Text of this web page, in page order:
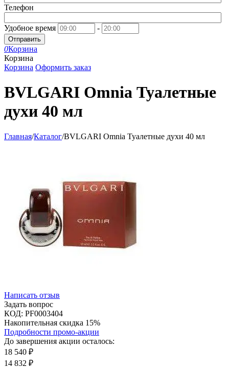
Телефон
Удобное время -
Отправить
0Корзина
Корзина
Корзина Оформить заказ
BVLGARI Omnia Туалетные
духи 40 мл
Главная/Каталог/BVLGARI Omnia Туалетные духи 40 мл
Написать отзыв
Задать вопрос
КОД: PF0003404
Накопительная скидка 15%
Подробности промо-акции
До завершения акции осталось:
18 540 ₽
14 832 ₽